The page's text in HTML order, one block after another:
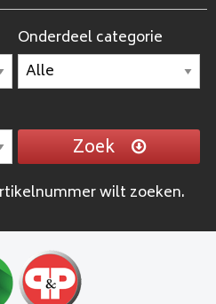
Onderdeel categorie
Zoek
wilt zoeken.